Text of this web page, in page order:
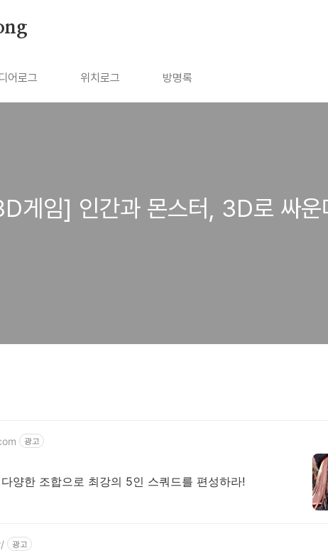
어로그 위치로그 방명록
게임] 인간과 몬스터, 3D로 싸
광고
양한 조합으로 최강의 5인 스쿼드를 편성하라!
광고